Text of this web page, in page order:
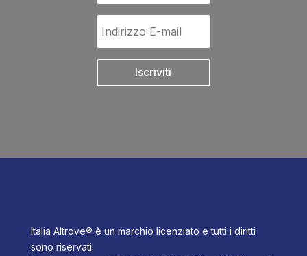
Iscriviti
Italia Altrove® è un marchio licenziato e tutti i diritti
sono riservati.